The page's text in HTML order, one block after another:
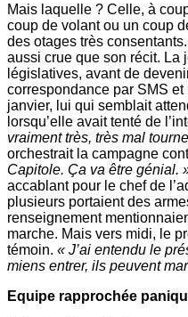
Mais laquelle ? Celle, à
coup de volant ou un coup
des otages très
aussi crue que son récit. La
législatives, avant de
correspondance par SMS
janvier, lui qui semblait
lorsqu’elle avait tenté de
vraiment très, très mal
orchestrait la campagne
Capitole. Ça va être génial.
accablant pour le chef de
plusieurs portaient des
renseignement
marche. Mais vers midi, le
témoin. « J’ai entendu le
miens entrer, ils peuvent
Equipe rapprochée